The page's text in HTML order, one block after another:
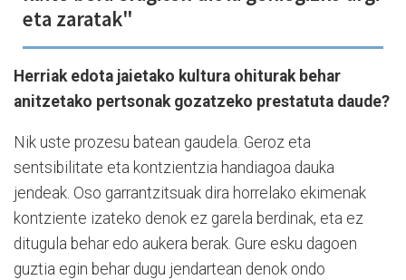
eta zaratak"
Herriak edota jaietako kultura ohiturak behar
anitzetako pertsonak gozatzeko prestatuta daude?
Nik uste prozesu batean gaudela. Geroz eta
sentsibilitate eta kontzientzia handiagoa dauka
jendeak. Oso garrantzitsuak dira horrelako ekimenak
kontziente izateko denok ez garela berdinak, eta ez
ditugula behar edo aukera berak. Gure esku dagoen
guztia egin behar dugu jendartean denok ondo